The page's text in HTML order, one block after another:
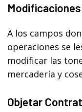
A los campos
operaciones se
modificar las
mercadería y
Objetar